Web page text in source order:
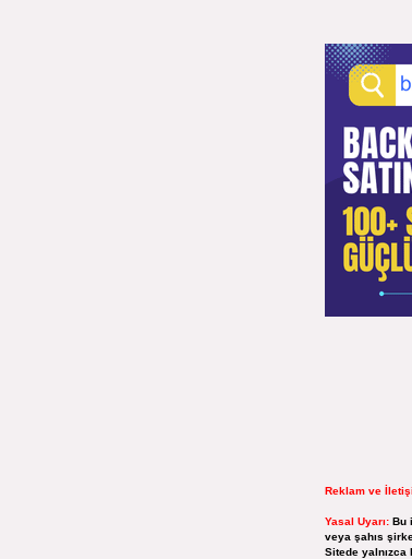
Reklam ve
Yasal Uyarı: Bu
veya şahıs
Sitede yalnızca